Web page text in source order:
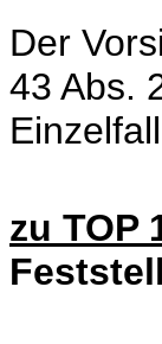
Der
43 Abs.
zu TOP